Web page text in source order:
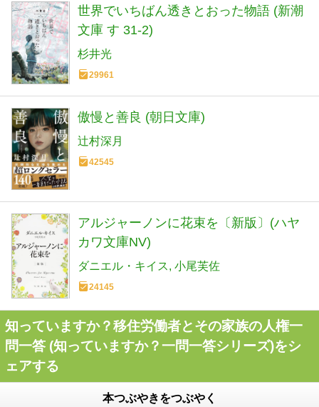
世界でいちばん透きとおった物語 (新潮
文庫 す 31-2)
杉井光
29961
傲慢と善良 (朝日文庫)
辻村深月
42545
アルジャーノンに花束を〔新版〕(ハヤ
カワ文庫NV)
ダニエル・キイス 小尾芙佐
24145
知っていますか？移住労働者とその家族の人権一
問一答 (知っていますか？一問一答シリーズ)をシ
ェアする
本つぶやきをつぶやく